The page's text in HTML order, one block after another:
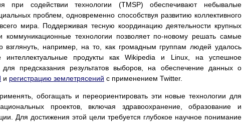
при содействии технологии (TMSP) обеспечивают небывалые
проблем, одновременно способствуя развитию коллективного
мира. Поддерживая тесную координацию деятельности крупных
технологии позволяет по-новому решать самые
взглянуть, например, на то, как громадным группам людей удалось
интеллектуальные продукты как Wikipedia и Linux, на успешное
предсказания результатов выборов, на обеспечение данных о
и регистрацию землетрясений с применением Twitter.
обогащать и переориентировать эти новые технологии для
проектов, включая здравоохранение, образование и
Для достижения этой цели требуется глубокое научное понимание